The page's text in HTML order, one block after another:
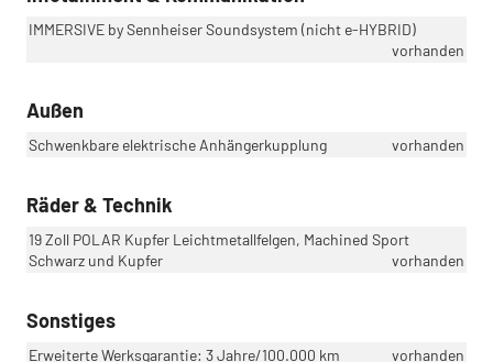
IMMERSIVE by Sennheiser Soundsystem (nicht e-HYBRID)
vorhanden
Außen
Schwenkbare elektrische Anhängerkupplung vorhanden
Räder & Technik
19 Zoll POLAR Kupfer Leichtmetallfelgen, Machined Sport
Schwarz und Kupfer
vorhanden
Sonstiges
Erweiterte Werksgarantie: 3 Jahre/100.000 km vorhanden